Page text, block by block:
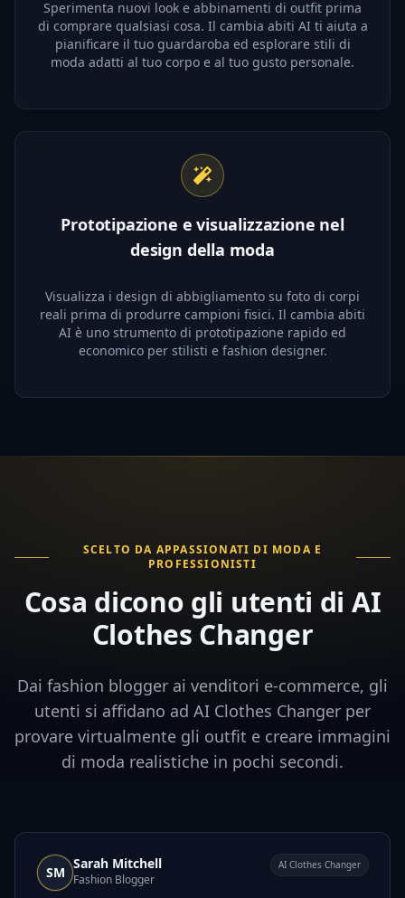
Sperimenta nuovi look e abbinamenti di outfit prima
di comprare qualsiasi cosa. Il cambia abiti AI ti aiuta a
pianificare il tuo guardaroba ed esplorare stili di
moda adatti al tuo corpo e al tuo gusto personale.
Prototipazione e visualizzazione nel
design della moda
Visualizza i design di abbigliamento su foto di corpi
reali prima di produrre campioni fisici. Il cambia abiti
AI è uno strumento di prototipazione rapido ed
economico per stilisti e fashion designer.
SCELTO DA APPASSIONATI DI MODA E
PROFESSIONISTI
Cosa dicono gli utenti di AI
Clothes Changer
Dai fashion blogger ai venditori e-commerce, gli
utenti si affidano ad AI Clothes Changer per
provare virtualmente gli outfit e creare immagini
di moda realistiche in pochi secondi.
SM
Sarah Mitchell
Fashion Blogger
AI Clothes Changer